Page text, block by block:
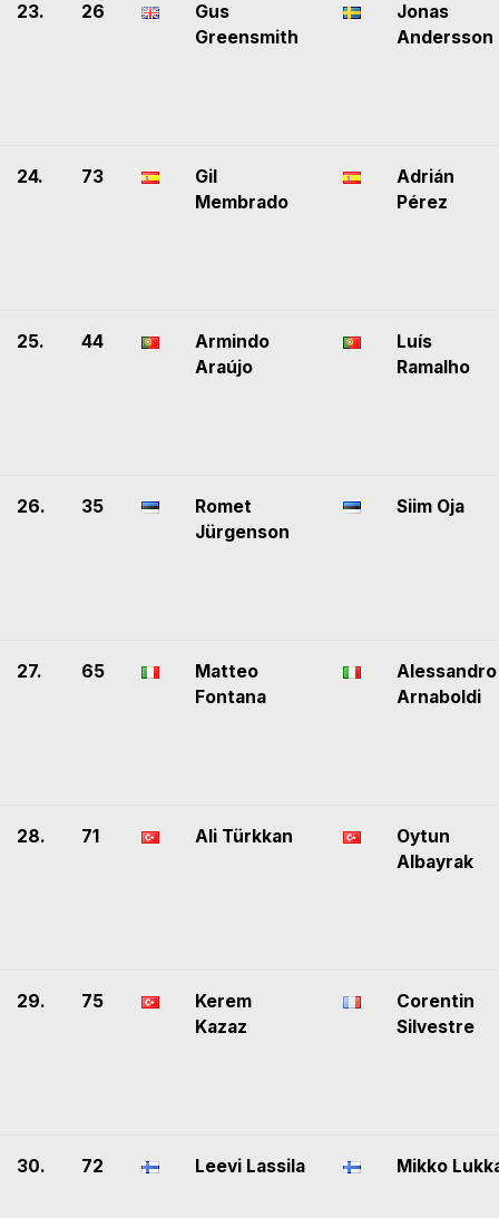
23. 26
Gus
Greensmith
Jonas
Andersson
24. 73
Gil
Membrado
Adrián
Pérez
25. 44
Armindo
Araújo
Luís
Ramalho
26. 35
Romet
Jürgenson
Siim Oja
27. 65
Matteo
Fontana
Alessandro
Arnaboldi
28. 71 Ali Türkkan
Oytun
Albayrak
29. 75
Kerem
Kazaz
Corentin
Silvestre
30. 72 Leevi Lassila Mikko